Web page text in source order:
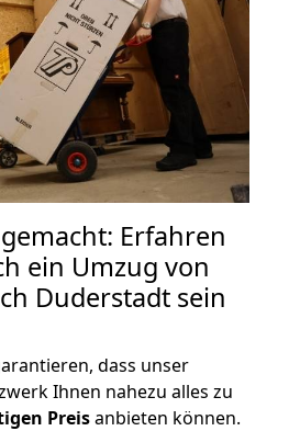
Erfahren
ein Umzug von
Duderstadt sein
dass unser
Ihnen nahezu alles zu
Preisanbieten können.